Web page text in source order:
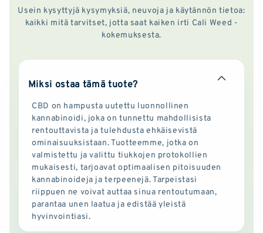
Usein kysyttyjä kysymyksiä, neuvoja ja käytännön tietoa:
kaikki mitä tarvitset, jotta saat kaiken irti Cali Weed -
kokemuksesta.
Miksi ostaa tämä tuote?
CBD on hampusta uutettu luonnollinen
kannabinoidi, joka on tunnettu mahdollisista
rentouttavista ja tulehdusta ehkäisevistä
ominaisuuksistaan. Tuotteemme, jotka on
valmistettu ja valittu tiukkojen protokollien
mukaisesti, tarjoavat optimaalisen pitoisuuden
kannabinoideja ja terpeenejä. Tarpeistasi
riippuen ne voivat auttaa sinua rentoutumaan,
parantaa unen laatua ja edistää yleistä
hyvinvointiasi.